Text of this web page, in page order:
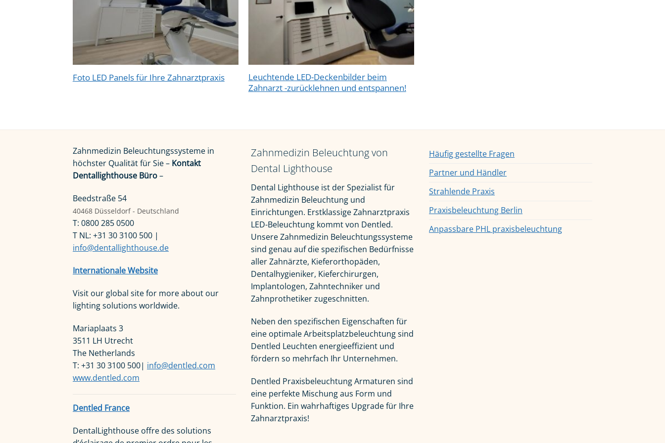
Foto LED Panels für Ihre Zahnarztpraxis
Leuchtende LED-Deckenbilder beim
Zahnarzt -zurücklehnen und entspannen!
Zahnmedizin Beleuchtungssysteme in
höchster Qualität für Sie – Kontakt
Dentallighthouse Büro–
Beedstraße 54
40468 Düsseldorf - Deutschland
T: 0800 285 0500
T NL: +31 30 3100 500 |
info@dentallighthouse.de
Internationale Website
Visit our global site for more about our
lighting solutions worldwide.
Mariaplaats 3
3511 LH Utrecht
The Netherlands
T: +31 30 3100 500| info@dentled.com
www.dentled.com
Dentled France
DentalLighthouse offre des solutions
Zahnmedizin Beleuchtung von
Dental Lighthouse
Dental Lighthouse ist der Spezialist für
Zahnmedizin Beleuchtung und
Einrichtungen. Erstklassige Zahnarztpraxis
LED-Beleuchtung kommt von Dentled.
Unsere Zahnmedizin Beleuchtungssysteme
sind genau auf die spezifischen Bedürfnisse
aller Zahnärzte, Kieferorthopäden,
Dentalhygieniker, Kieferchirurgen,
Implantologen, Zahntechniker und
Zahnprothetiker zugeschnitten.
Neben den spezifischen Eigenschaften für
eine optimale Arbeitsplatzbeleuchtung sind
Dentled Leuchten energieeffizient und
fördern so mehrfach Ihr Unternehmen.
Dentled Praxisbeleuchtung Armaturen sind
eine perfekte Mischung aus Form und
Funktion. Ein wahrhaftiges Upgrade für Ihre
Zahnarztpraxis!
Häufig gestellte Fragen
Partner und Händler
Strahlende Praxis
Praxisbeleuchtung Berlin
Anpassbare PHL praxisbeleuchtung